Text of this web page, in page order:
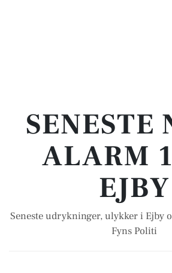
SENESTE
ALARM
EJBY
Seneste udrykninger, ulykker i Ejby
Fyns Politi